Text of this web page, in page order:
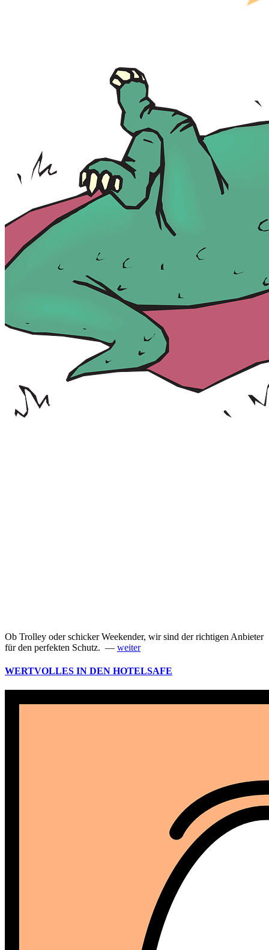
Ob Trolley oder schicker Weekender, wir sind der richtigen Anbieter
für den perfekten Schutz. — weiter
WERTVOLLES IN DEN HOTELSAFE